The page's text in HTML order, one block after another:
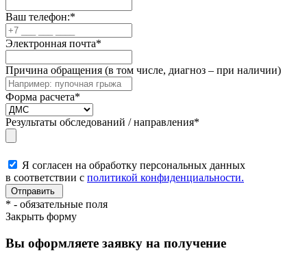
Ваш телефон:*
Электронная почта*
Причина обращения (в том числе, диагноз – при наличии)
Форма расчета*
Результаты обследований / направления*
Я согласен на обработку персональных данных
в соответствии с политикой конфиденциальности.
* - обязательные поля
Закрыть форму
Вы оформляете заявку на получение